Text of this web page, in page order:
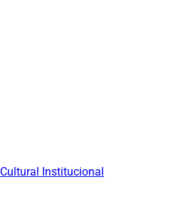
Cultural Institucional